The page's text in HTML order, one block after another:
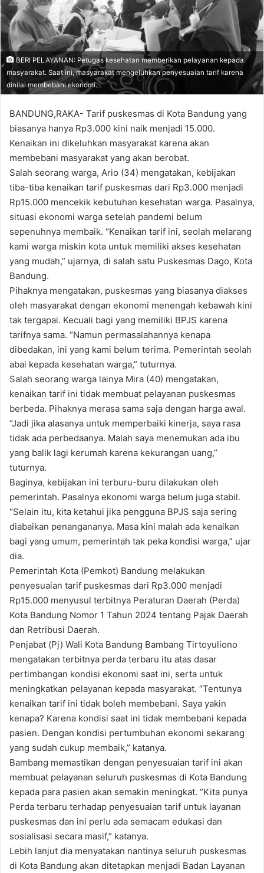
BERI PELAYANAN: Petugas kesehatan memberikan pelayanan kepada
masyarakat. Saat ini, masyarakat mengeluhkan penyesuaian tarif karena
dinilai membebani ekonomi.
BANDUNG,RAKA- Tarif puskesmas di Kota Bandung yang
biasanya hanya Rp3.000 kini naik menjadi 15.000.
Kenaikan ini dikeluhkan masyarakat karena akan
membebani masyarakat yang akan berobat.
Salah seorang warga, Ario (34) mengatakan, kebijakan
tiba-tiba kenaikan tarif puskesmas dari Rp3.000 menjadi
Rp15.000 mencekik kebutuhan kesehatan warga. Pasalnya,
situasi ekonomi warga setelah pandemi belum
sepenuhnya membaik. “Kenaikan tarif ini, seolah melarang
kami warga miskin kota untuk memiliki akses kesehatan
yang mudah,” ujarnya, di salah satu Puskesmas Dago, Kota
Bandung.
Pihaknya mengatakan, puskesmas yang biasanya diakses
oleh masyarakat dengan ekonomi menengah kebawah kini
tak tergapai. Kecuali bagi yang memiliki BPJS karena
tarifnya sama. “Namun permasalahannya kenapa
dibedakan, ini yang kami belum terima. Pemerintah seolah
abai kepada kesehatan warga,” tuturnya.
Salah seorang warga lainya Mira (40) mengatakan,
kenaikan tarif ini tidak membuat pelayanan puskesmas
berbeda. Pihaknya merasa sama saja dengan harga awal.
“Jadi jika alasanya untuk memperbaiki kinerja, saya rasa
tidak ada perbedaanya. Malah saya menemukan ada ibu
yang balik lagi kerumah karena kekurangan uang,”
tuturnya.
Baginya, kebijakan ini terburu-buru dilakukan oleh
pemerintah. Pasalnya ekonomi warga belum juga stabil.
“Selain itu, kita ketahui jika pengguna BPJS saja sering
diabaikan penangananya. Masa kini malah ada kenaikan
bagi yang umum, pemerintah tak peka kondisi warga,” ujar
dia.
Pemerintah Kota (Pemkot) Bandung melakukan
penyesuaian tarif puskesmas dari Rp3.000 menjadi
Rp15.000 menyusul terbitnya Peraturan Daerah (Perda)
Kota Bandung Nomor 1 Tahun 2024 tentang Pajak Daerah
dan Retribusi Daerah.
Penjabat (Pj) Wali Kota Bandung Bambang Tirtoyuliono
mengatakan terbitnya perda terbaru itu atas dasar
pertimbangan kondisi ekonomi saat ini, serta untuk
meningkatkan pelayanan kepada masyarakat. “Tentunya
kenaikan tarif ini tidak boleh membebani. Saya yakin
kenapa? Karena kondisi saat ini tidak membebani kepada
pasien. Dengan kondisi pertumbuhan ekonomi sekarang
yang sudah cukup membaik,” katanya.
Bambang memastikan dengan penyesuaian tarif ini akan
membuat pelayanan seluruh puskesmas di Kota Bandung
kepada para pasien akan semakin meningkat. “Kita punya
Perda terbaru terhadap penyesuaian tarif untuk layanan
puskesmas dan ini perlu ada semacam edukasi dan
sosialisasi secara masif,” katanya.
Lebih lanjut dia menyatakan nantinya seluruh puskesmas
di Kota Bandung akan ditetapkan menjadi Badan Layanan